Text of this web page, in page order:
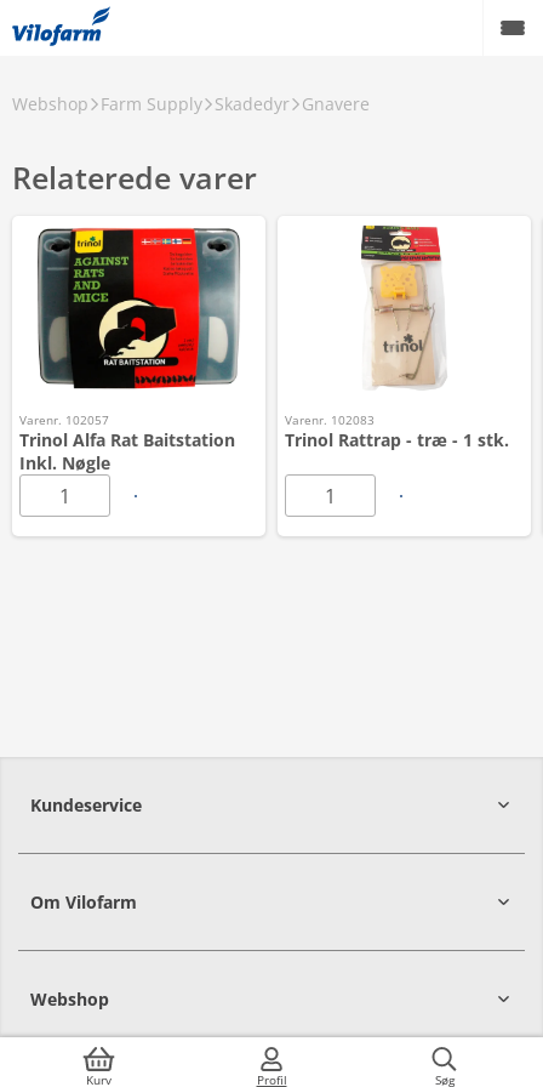
Kurv Profil Søg
Webshop Farm Supply Skadedyr Gnavere
Relaterede varer
Varenr. 102057
Trinol Alfa Rat Baitstation
Inkl. Nøgle
Varenr. 102083
Trinol Rattrap - træ - 1 stk.
Kundeservice
Om Vilofarm
Webshop